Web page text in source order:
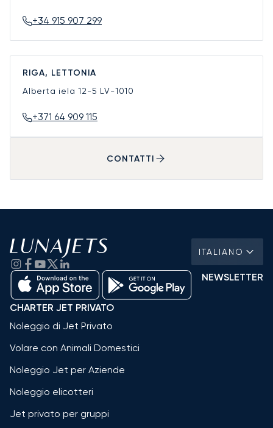
+34 915 907 299
RIGA, LETTONIA
Alberta iela 12-5 LV-1010
+371 64 909 115
CONTATTI
ITALIANO
NEWSLETTER
CHARTER JET PRIVATO
Noleggio di Jet Privato
Volare con Animali Domestici
Noleggio Jet per Aziende
Noleggio elicotteri
Jet privato per gruppi